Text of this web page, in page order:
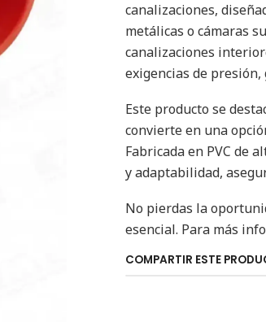
canalizaciones,
metálicas o cámaras
canalizaciones
exigencias de
Este producto se
convierte en una
Fabricada en PVC de
y adaptabilidad,
No pierdas la
esencial. Para más
COMPARTIR ESTE